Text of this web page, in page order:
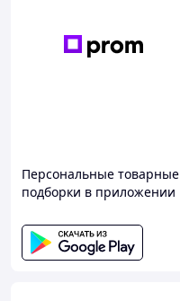
Персональные товарные
подборки в приложении